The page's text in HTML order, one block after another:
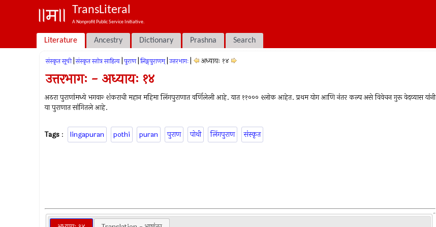
TransLiteral
A Nonprofit Public Service Initiative.
Literature Ancestry Dictionary Prashna Search
संस्कृत सूची संस्कृत स्तोत्र साहित्य पुराण लिङ्गपुराणम् उत्तरभागः अध्यायः १४
उत्तरभागः - अध्यायः १४
अठरा पुराणांमध्ये भगवान्‍ शंकराची महान महिमा लिंगपुराणात वर्णिलेली आहे. यात ११००० श्लोक आहेत. प्रथम योग आणि नंतर कल्प असे विवेचन गुरू वेदव्यास यांनी
या पुराणात सांगितले आहे.
Tags : lingapuran pothi puran पुराण पोथी लिंगपुराण संस्कृत